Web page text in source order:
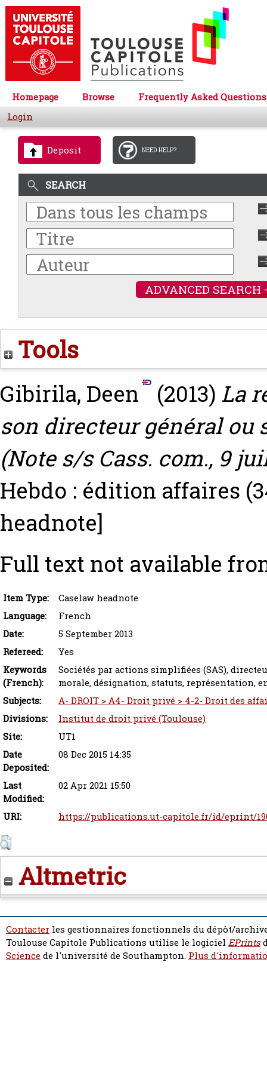
Homepage Browse
Frequently Asked Questions
Login
Deposit NEED HELP?
SEARCH
ADVANCED SEARCH
Tools
Gibirila, Deen (2013) La
son directeur général ou
(Note s/s Cass. com., 9
Hebdo : édition affaires
headnote]
Full text not available
Item Type:
Caselaw headnote
Language:
French
Date:
5 September 2013
Refereed:
Yes
Keywords
(French):
Sociétés par actions simplifiées (SAS),
morale, désignation, statuts, représentation,
Subjects:
A- DROIT > A4- Droit privé > 4-2- Droit des
Divisions:
Institut de droit privé (Toulouse)
Site:
UT1
Date
Deposited:
08 Dec 2015 14:35
Last
Modified:
02 Apr 2021 15:50
URI: https://publications.ut-capitole.fr/id/eprint/
Altmetric
Contacter les gestionnaires fonctionnels du dépôt/
Toulouse Capitole Publications utilise le logiciel EPrints
Sciencede l'université de Southampton. Plus